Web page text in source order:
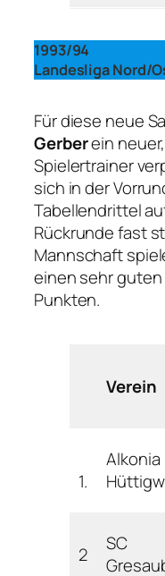
1993/94
Landesliga Nord/
Für diese neue
Gerberein
Spielertrainer
sich in der
Tabellendrittel
Rückrunde fast
Mannschaft
einen sehr guten
Punkten.
Verein
1.
Alkonia
2
SC